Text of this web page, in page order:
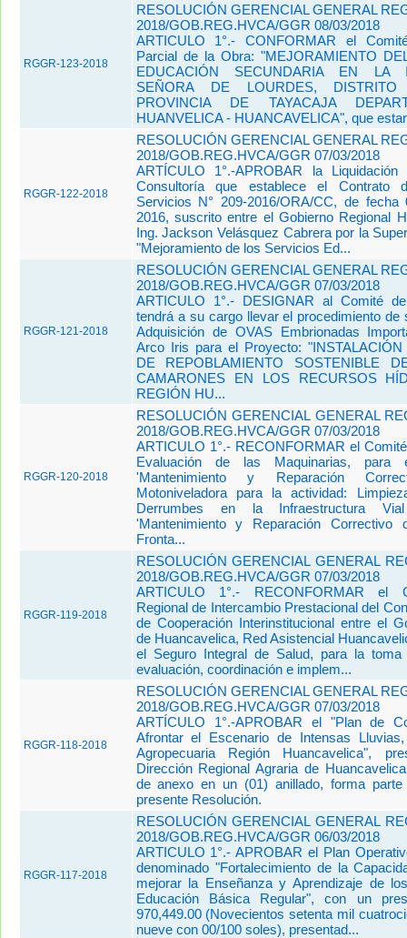
RGGR-123-2018
RESOLUCIÓN GERENCIAL GENERAL
2018/GOB.REG.HVCA/GGR 08/03/2018
ARTICULO 1°.- CONFORMAR el
Parcial de la Obra: "MEJORAMIENTO
EDUCACIÓN SECUNDARIA EN LA
SEÑORA DE LOURDES,
PROVINCIA DE TAYACAJA
HUANVELICA - HUANCAVELICA", que
RGGR-122-2018
RESOLUCIÓN GERENCIAL GENERAL
2018/GOB.REG.HVCA/GGR 07/03/2018
ARTÍCULO 1°.-APROBAR la
Consultoría que establece el Contrato
Servicios N° 209-2016/ORA/CC, de
2016, suscrito entre el Gobierno Regional
Ing. Jackson Velásquez Cabrera por la
"Mejoramiento de los Servicios Ed...
RGGR-121-2018
RESOLUCIÓN GERENCIAL GENERAL
2018/GOB.REG.HVCA/GGR 07/03/2018
ARTICULO 1°.- DESIGNAR al Comité
tendrá a su cargo llevar el procedimiento de
Adquisición de OVAS Embrionadas
Arco Iris para el Proyecto:
DE REPOBLAMIENTO SOSTENIBLE
CAMARONES EN LOS RECURSOS
REGIÓN HU...
RGGR-120-2018
RESOLUCIÓN GERENCIAL GENERAL
2018/GOB.REG.HVCA/GGR 07/03/2018
ARTICULO 1°.- RECONFORMAR el
Evaluación de las Maquinarias, para
'Mantenimiento y Reparación
Motoniveladora para la actividad:
Derrumbes en la Infraestructura Vial
'Mantenimiento y Reparación Correctivo
Fronta...
RGGR-119-2018
RESOLUCIÓN GERENCIAL GENERAL
2018/GOB.REG.HVCA/GGR 07/03/2018
ARTICULO 1°.- RECONFORMAR el
Regional de Intercambio Prestacional del
de Cooperación Interinstitucional entre el
de Huancavelica, Red Asistencial
el Seguro Integral de Salud, para la
evaluación, coordinación e implem...
RGGR-118-2018
RESOLUCIÓN GERENCIAL GENERAL
2018/GOB.REG.HVCA/GGR 07/03/2018
ARTÍCULO 1°.-APROBAR el "Plan de
Afrontar el Escenario de Intensas
Agropecuaria Región Huancavelica",
Dirección Regional Agraria de
de anexo en un (01) anillado, forma
presente Resolución.
RGGR-117-2018
RESOLUCIÓN GERENCIAL GENERAL
2018/GOB.REG.HVCA/GGR 06/03/2018
ARTICULO 1°.- APROBAR el Plan
denominado "Fortalecimiento de la
mejorar la Enseñanza y Aprendizaje de
Educación Básica Regular", con un
970,449.00 (Novecientos setenta mil
nueve con 00/100 soles), presentad...